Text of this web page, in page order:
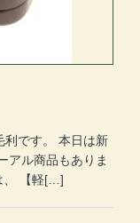
利です。 本日は新
アル商品もありま
、 【軽[…]